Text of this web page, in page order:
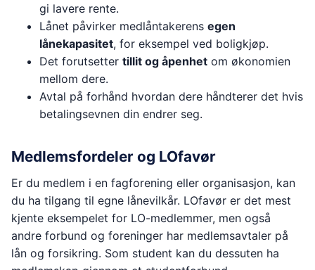
gi lavere rente.
Lånet påvirker medlåntakerens egen
lånekapasitet, for eksempel ved boligkjøp.
Det forutsetter tillit og åpenhet om økonomien
mellom dere.
Avtal på forhånd hvordan dere håndterer det hvis
betalingsevnen din endrer seg.
Medlemsfordeler og LOfavør
Er du medlem i en fagforening eller organisasjon, kan
du ha tilgang til egne lånevilkår. LOfavør er det mest
kjente eksempelet for LO-medlemmer, men også
andre forbund og foreninger har medlemsavtaler på
lån og forsikring. Som student kan du dessuten ha